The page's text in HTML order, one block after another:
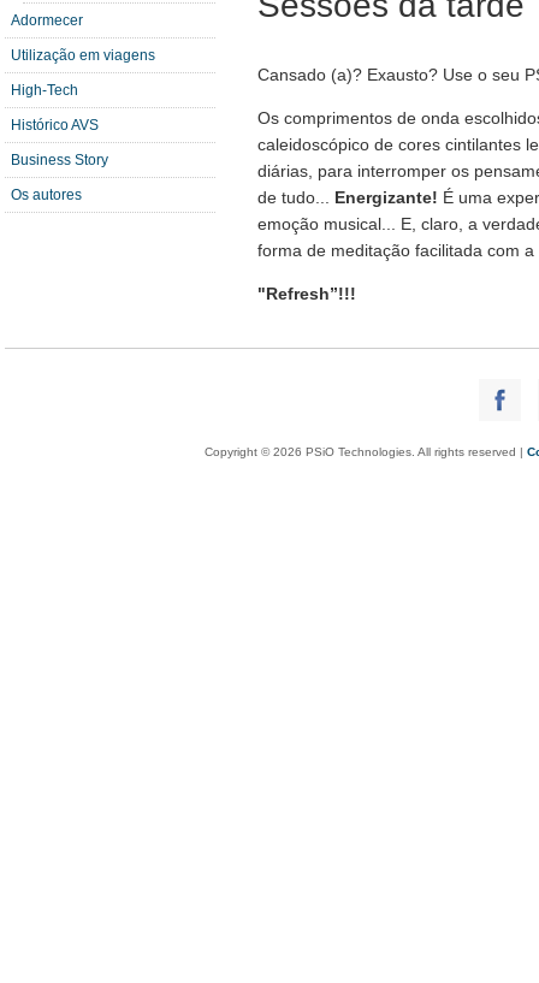
Adormecer
Utilização em viagens
High-Tech
Histórico AVS
Business Story
Os autores
Cansado (a)? Exausto? Use o seu
Os comprimentos de onda
caleidoscópico de cores cintilantes
diárias, para interromper os
de tudo... Energizante! É uma
emoção musical... E, claro, a
forma de meditação facilitada com
"Refresh”!!!
Copyright © 2026 PSiO Technologies. All rights reserved |